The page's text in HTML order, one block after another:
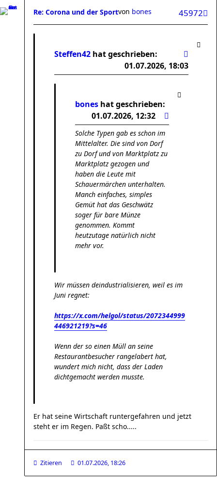
Re: Corona und der Sport 45972
von bones
Steffen42 hat geschrieben:
01.07.2026, 18:03
bones hat geschrieben:
01.07.2026, 12:32
Solche Typen gab es schon im
Mittelalter. Die sind von Dorf
zu Dorf und von Marktplatz zu
Marktplatz gezogen und
haben die Leute mit
Schauermärchen unterhalten.
Manch einfaches, simples
Gemüt hat das Geschwätz
soger für bare Münze
genommen. Kommt
heutzutage natürlich nicht
mehr vor.
Wir müssen deindustrialisieren, weil es im
Juni regnet:
https://x.com/helgol/status/2072344999
446921219?s=46
Wenn der so einen Müll an seine
Restaurantbesucher rangelabert hat,
wundert mich nicht, dass der Laden
dichtgemacht werden musste.
Er hat seine Wirtschaft runtergefahren und jetzt
steht er im Regen. Paßt scho.....
Zitieren 01.07.2026, 18:26